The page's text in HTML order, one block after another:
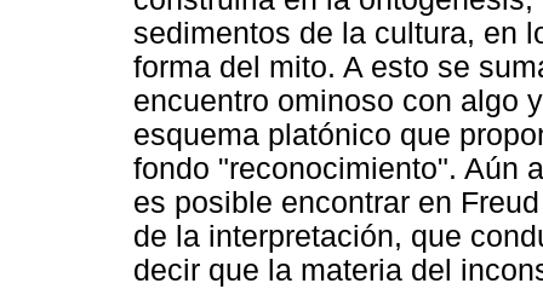
sedimentos de la cultura, en
forma del mito. A esto se
encuentro ominoso con algo
esquema platónico que
fondo "reconocimiento". Aún
es posible encontrar en
de la interpretación, que
decir que la materia del